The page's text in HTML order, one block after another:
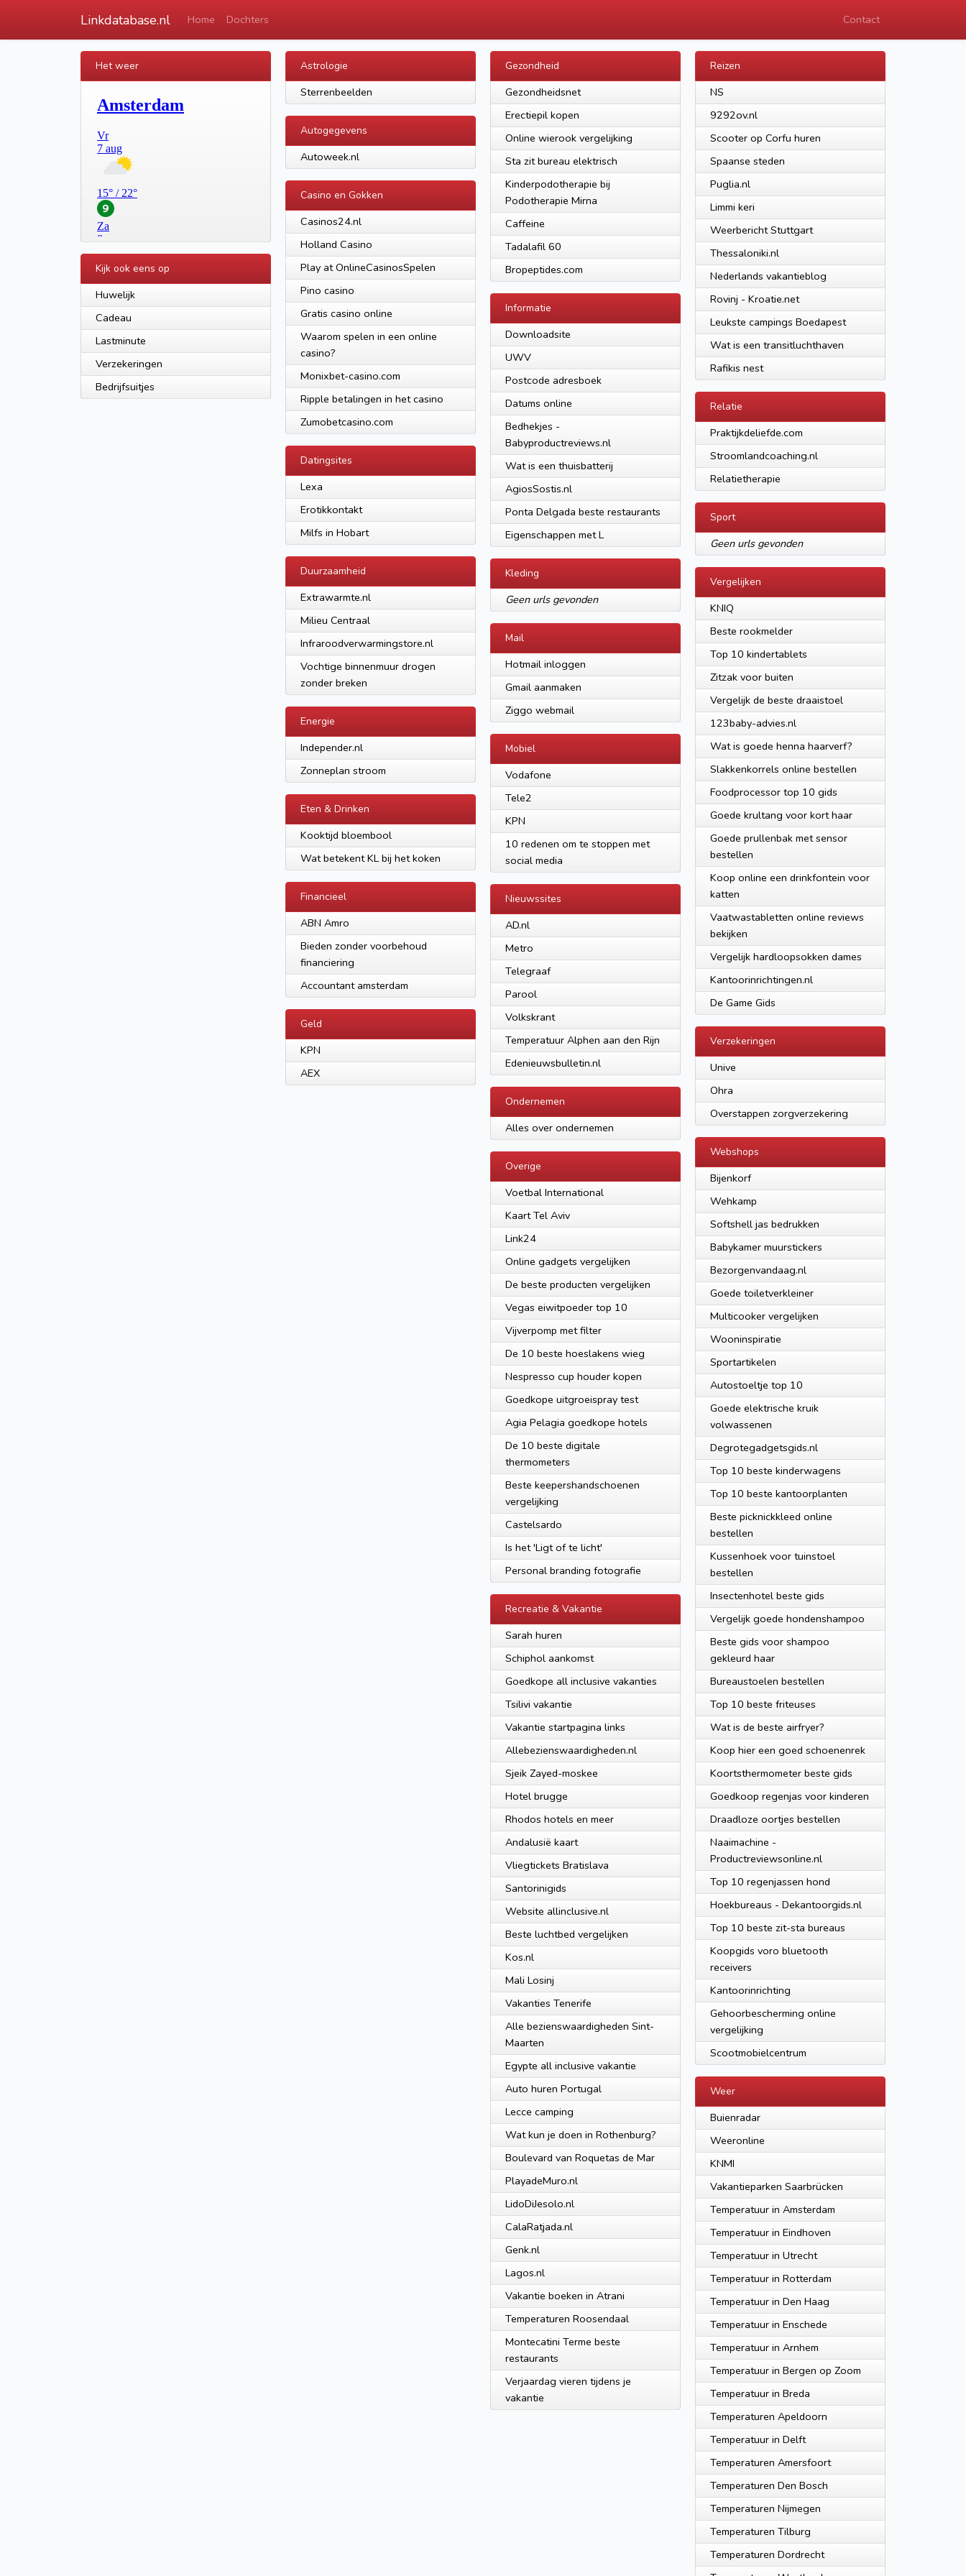
Linkdatabase.nl Home Dochters Contact
Het weer
Kijk ook eens op
Huwelijk
Cadeau
Lastminute
Verzekeringen
Bedrijfsuitjes
Astrologie
Sterrenbeelden
Autogegevens
Autoweek.nl
Casino en Gokken
Casinos24.nl
Holland Casino
Play at OnlineCasinosSpelen
Pino casino
Gratis casino online
Waarom spelen in een online
casino?
Monixbet-casino.com
Ripple betalingen in het casino
Zumobetcasino.com
Datingsites
Lexa
Erotikkontakt
Milfs in Hobart
Duurzaamheid
Extrawarmte.nl
Milieu Centraal
Infraroodverwarmingstore.nl
Vochtige binnenmuur drogen
zonder breken
Energie
Independer.nl
Zonneplan stroom
Eten & Drinken
Kooktijd bloembool
Wat betekent KL bij het koken
Financieel
ABN Amro
Bieden zonder voorbehoud
financiering
Accountant amsterdam
Geld
KPN
AEX
Gezondheid
Gezondheidsnet
Erectiepil kopen
Online wierook vergelijking
Sta zit bureau elektrisch
Kinderpodotherapie bij
Podotherapie Mirna
Caffeine
Tadalafil 60
Bropeptides.com
Informatie
Downloadsite
UWV
Postcode adresboek
Datums online
Bedhekjes -
Babyproductreviews.nl
Wat is een thuisbatterij
AgiosSostis.nl
Ponta Delgada beste restaurants
Eigenschappen met L
Kleding
Geen urls gevonden
Mail
Hotmail inloggen
Gmail aanmaken
Ziggo webmail
Mobiel
Vodafone
Tele2
KPN
10 redenen om te stoppen met
social media
Nieuwssites
AD.nl
Metro
Telegraaf
Parool
Volkskrant
Temperatuur Alphen aan den Rijn
Edenieuwsbulletin.nl
Ondernemen
Alles over ondernemen
Overige
Voetbal International
Kaart Tel Aviv
Link24
Online gadgets vergelijken
De beste producten vergelijken
Vegas eiwitpoeder top 10
Vijverpomp met filter
De 10 beste hoeslakens wieg
Nespresso cup houder kopen
Goedkope uitgroeispray test
Agia Pelagia goedkope hotels
De 10 beste digitale
thermometers
Beste keepershandschoenen
vergelijking
Castelsardo
Is het 'Ligt of te licht'
Personal branding fotografie
Recreatie & Vakantie
Sarah huren
Schiphol aankomst
Goedkope all inclusive vakanties
Tsilivi vakantie
Vakantie startpagina links
Allebezienswaardigheden.nl
Sjeik Zayed-moskee
Hotel brugge
Rhodos hotels en meer
Andalusië kaart
Vliegtickets Bratislava
Santorinigids
Website allinclusive.nl
Beste luchtbed vergelijken
Kos.nl
Mali Losinj
Vakanties Tenerife
Alle bezienswaardigheden Sint-
Maarten
Egypte all inclusive vakantie
Auto huren Portugal
Lecce camping
Wat kun je doen in Rothenburg?
Boulevard van Roquetas de Mar
PlayadeMuro.nl
LidoDiJesolo.nl
CalaRatjada.nl
Genk.nl
Lagos.nl
Vakantie boeken in Atrani
Temperaturen Roosendaal
Montecatini Terme beste
restaurants
Verjaardag vieren tijdens je
vakantie
Reizen
NS
9292ov.nl
Scooter op Corfu huren
Spaanse steden
Puglia.nl
Limmi keri
Weerbericht Stuttgart
Thessaloniki.nl
Nederlands vakantieblog
Rovinj - Kroatie.net
Leukste campings Boedapest
Wat is een transitluchthaven
Rafikis nest
Relatie
Praktijkdeliefde.com
Stroomlandcoaching.nl
Relatietherapie
Sport
Geen urls gevonden
Vergelijken
KNIQ
Beste rookmelder
Top 10 kindertablets
Zitzak voor buiten
Vergelijk de beste draaistoel
123baby-advies.nl
Wat is goede henna haarverf?
Slakkenkorrels online bestellen
Foodprocessor top 10 gids
Goede krultang voor kort haar
Goede prullenbak met sensor
bestellen
Koop online een drinkfontein voor
katten
Vaatwastabletten online reviews
bekijken
Vergelijk hardloopsokken dames
Kantoorinrichtingen.nl
De Game Gids
Verzekeringen
Unive
Ohra
Overstappen zorgverzekering
Webshops
Bijenkorf
Wehkamp
Softshell jas bedrukken
Babykamer muurstickers
Bezorgenvandaag.nl
Goede toiletverkleiner
Multicooker vergelijken
Wooninspiratie
Sportartikelen
Autostoeltje top 10
Goede elektrische kruik
volwassenen
Degrotegadgetsgids.nl
Top 10 beste kinderwagens
Top 10 beste kantoorplanten
Beste picknickkleed online
bestellen
Kussenhoek voor tuinstoel
bestellen
Insectenhotel beste gids
Vergelijk goede hondenshampoo
Beste gids voor shampoo
gekleurd haar
Bureaustoelen bestellen
Top 10 beste friteuses
Wat is de beste airfryer?
Koop hier een goed schoenenrek
Koortsthermometer beste gids
Goedkoop regenjas voor kinderen
Draadloze oortjes bestellen
Naaimachine -
Productreviewsonline.nl
Top 10 regenjassen hond
Hoekbureaus - Dekantoorgids.nl
Top 10 beste zit-sta bureaus
Koopgids voro bluetooth
receivers
Kantoorinrichting
Gehoorbescherming online
vergelijking
Scootmobielcentrum
Weer
Buienradar
Weeronline
KNMI
Vakantieparken Saarbrücken
Temperatuur in Amsterdam
Temperatuur in Eindhoven
Temperatuur in Utrecht
Temperatuur in Rotterdam
Temperatuur in Den Haag
Temperatuur in Enschede
Temperatuur in Arnhem
Temperatuur in Bergen op Zoom
Temperatuur in Breda
Temperaturen Apeldoorn
Temperatuur in Delft
Temperaturen Amersfoort
Temperaturen Den Bosch
Temperaturen Nijmegen
Temperaturen Tilburg
Temperaturen Dordrecht